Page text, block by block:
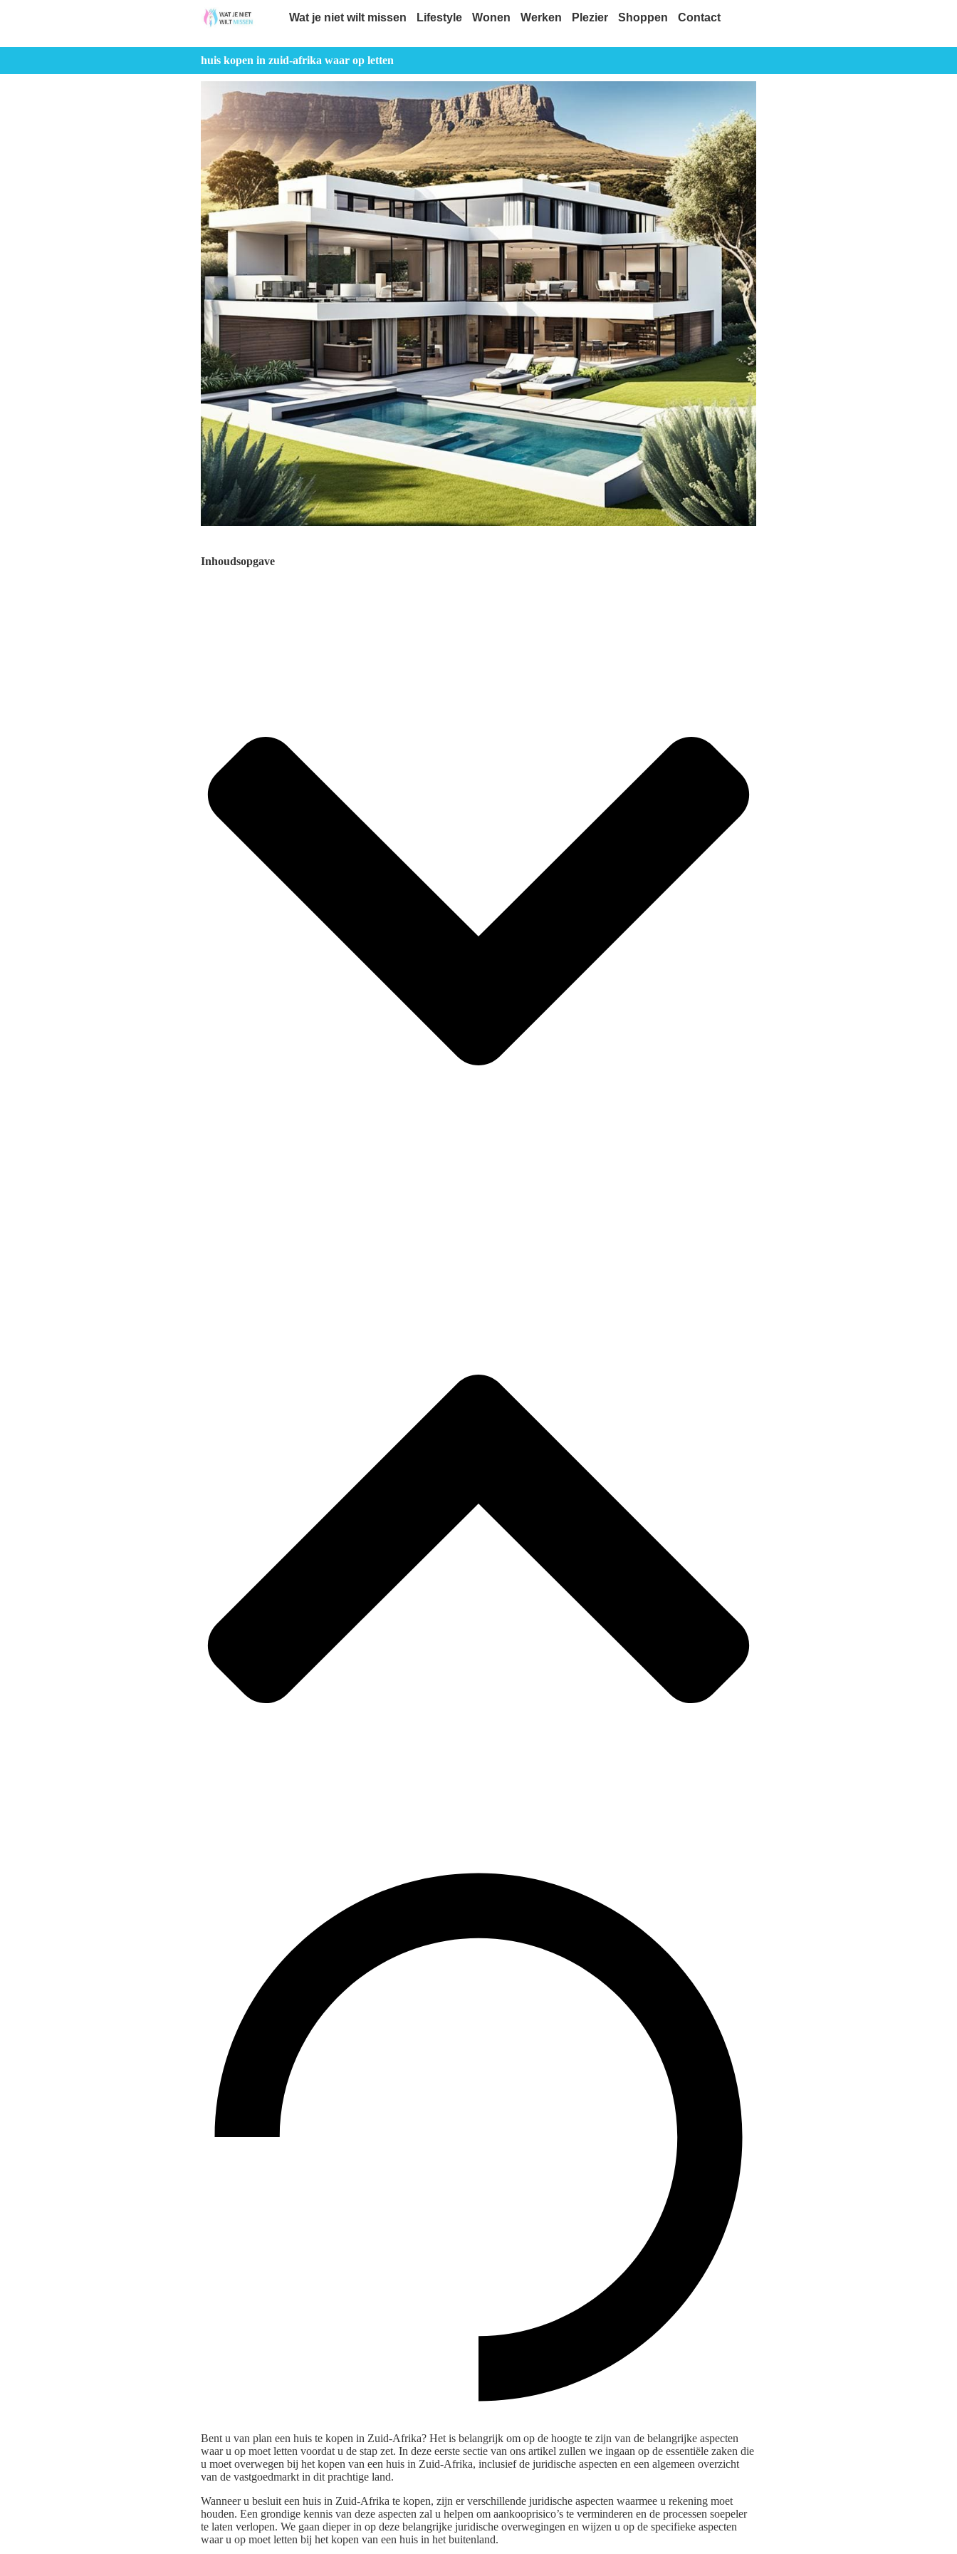
Wat je niet wilt missen Lifestyle Wonen Werken Plezier Shoppen Contact
huis kopen in zuid-afrika waar op letten
Inhoudsopgave
Bent u van plan een huis te kopen in Zuid-Afrika? Het is belangrijk om op de hoogte te zijn van de belangrijke aspecten
waar u op moet letten voordat u de stap zet. In deze eerste sectie van ons artikel zullen we ingaan op de essentiële zaken die
u moet overwegen bij het kopen van een huis in Zuid-Afrika, inclusief de juridische aspecten en een algemeen overzicht
van de vastgoedmarkt in dit prachtige land.
Wanneer u besluit een huis in Zuid-Afrika te kopen, zijn er verschillende juridische aspecten waarmee u rekening moet
houden. Een grondige kennis van deze aspecten zal u helpen om aankooprisico’s te verminderen en de processen soepeler
te laten verlopen. We gaan dieper in op deze belangrijke juridische overwegingen en wijzen u op de specifieke aspecten
waar u op moet letten bij het kopen van een huis in het buitenland.